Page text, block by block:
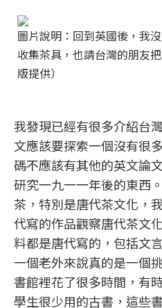
圖片說明：回到英國後，我
收集茶具，也請台灣的朋友
版提供）
我發現已經有很多介紹台
文應該要探索一個沒有很
碼不應該有其他的英文論
研究一九一一年後的東西
茶，特別是唐代茶文化，
代寫的作品觀察唐代茶文
料都是唐代寫的，包括文
一個老外來說真的是一個
書館裡花了很多時間，有
學生很少用的古書，這些